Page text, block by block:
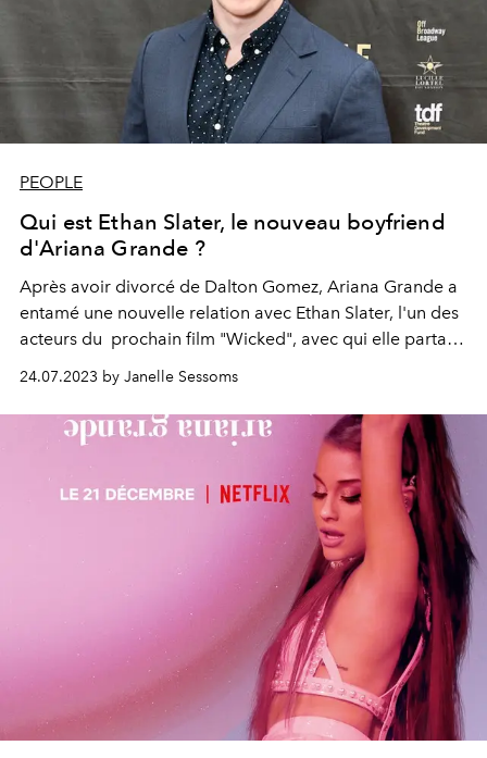
PEOPLE
Qui est Ethan Slater, le nouveau boyfriend
d'Ariana Grande ?
Après avoir divorcé de Dalton Gomez, Ariana Grande a
entamé une nouvelle relation avec Ethan Slater, l'un des
acteurs du prochain film "Wicked", avec qui elle partage
24.07.2023 by Janelle Sessoms